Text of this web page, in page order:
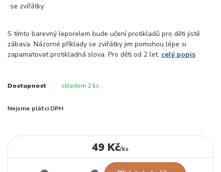
S tímto barevný leporelem bude učení protikladů pro děti jistě
zábava. Názorné příklady se zvířátky jim pomohou lépe si
zapamatovat protikladná slova. Pro děti od 2 let. celý popis
Dostupnost skladem 2 ks
Nejsme plátci DPH
49 Kč/ks